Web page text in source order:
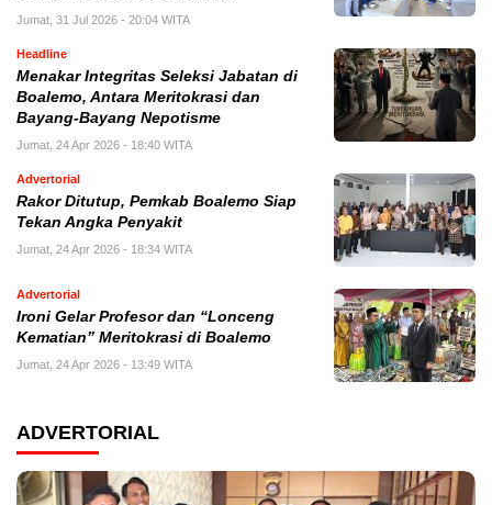
Jumat, 31 Jul 2026 - 20:04 WITA
Headline
Menakar Integritas Seleksi Jabatan di
Boalemo, Antara Meritokrasi dan
Bayang-Bayang Nepotisme
Jumat, 24 Apr 2026 - 18:40 WITA
Advertorial
Rakor Ditutup, Pemkab Boalemo Siap
Tekan Angka Penyakit
Jumat, 24 Apr 2026 - 18:34 WITA
Advertorial
Ironi Gelar Profesor dan “Lonceng
Kematian” Meritokrasi di Boalemo
Jumat, 24 Apr 2026 - 13:49 WITA
ADVERTORIAL